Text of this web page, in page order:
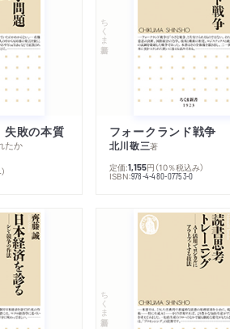
敗の本質
たか
ちくま新書
フォークランド戦争
北川敬三著
定価:1,155円 （10％税込み）
ISBN:978-4-480-07753-0
ちくま新書